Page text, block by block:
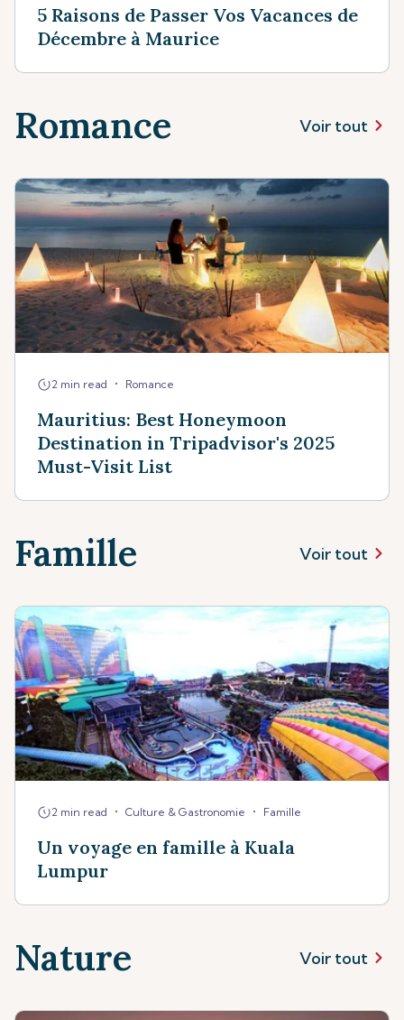
5 Raisons de Passer Vos Vacances de
Décembre à Maurice
Romance Voir tout
2 min read • Romance
Mauritius: Best Honeymoon
Destination in Tripadvisor's 2025
Must-Visit List
Famille Voir tout
2 min read • Culture & Gastronomie • Famille
Un voyage en famille à Kuala
Lumpur
Nature Voir tout